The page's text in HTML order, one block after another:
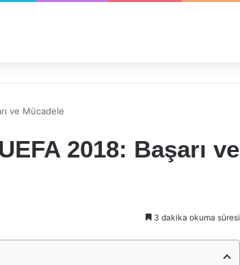
ve Mücadele
2018: Başarı ve
3 dakika okuma süresi